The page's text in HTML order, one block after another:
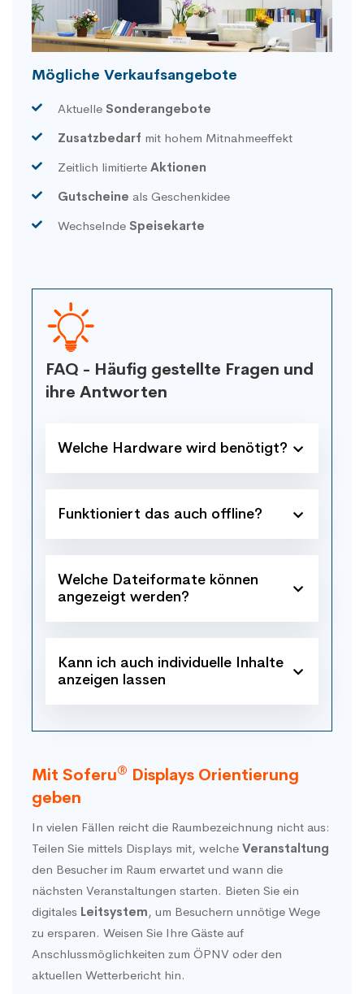
Mögliche Verkaufsangebote
Aktuelle Sonderangebote
Zusatzbedarf mit hohem Mitnahmeeffekt
Zeitlich limitierte Aktionen
Gutscheine als Geschenkidee
Wechselnde Speisekarte
FAQ - Häufig gestellte Fragen und
ihre Antworten
Welche Hardware wird benötigt?
Funktioniert das auch offline?
Welche Dateiformate können
angezeigt werden?
Kann ich auch individuelle Inhalte
anzeigen lassen
Mit Soferu® Displays Orientierung
geben
In vielen Fällen reicht die Raumbezeichnung nicht aus:
Teilen Sie mittels Displays mit, welche Veranstaltung
den Besucher im Raum erwartet und wann die
nächsten Veranstaltungen starten. Bieten Sie ein
digitales Leitsystem, um Besuchern unnötige Wege
zu ersparen. Weisen Sie Ihre Gäste auf
Anschlussmöglichkeiten zum ÖPNV oder den
aktuellen Wetterbericht hin.